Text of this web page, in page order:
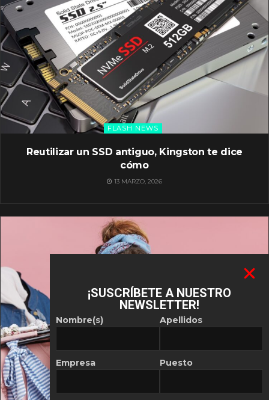
FLASH NEWS
Reutilizar un SSD antiguo, Kingston te dice
cómo
13 MARZO, 2026
¡SUSCRÍBETE A NUESTRO
NEWSLETTER!
Nombre(s)
Empresa
Apellidos
Puesto